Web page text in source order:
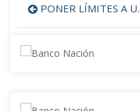
Navegación
de
PONER LÍMITES A UN MODELO DE DETERIORO PRODUCTIVO Y SOCIAL